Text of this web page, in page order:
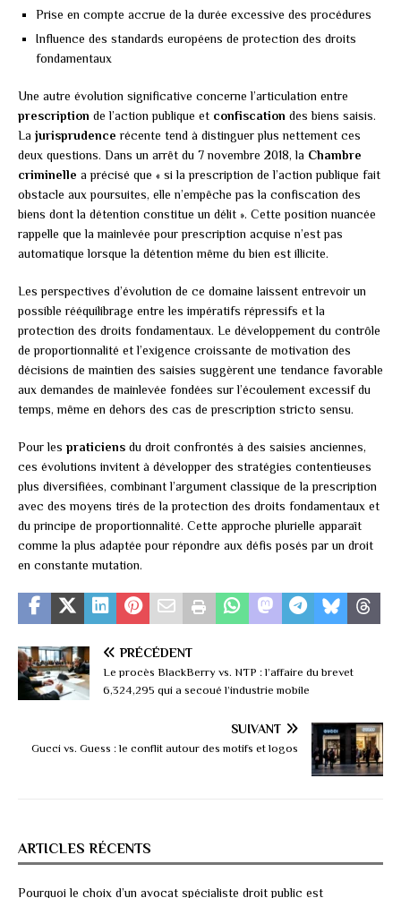
Prise en compte accrue de la durée excessive des procédures
Influence des standards européens de protection des droits
fondamentaux
Une autre évolution significative concerne l’articulation entre
prescription de l’action publique et confiscation des biens saisis.
La jurisprudence récente tend à distinguer plus nettement ces
deux questions. Dans un arrêt du 7 novembre 2018, la Chambre
criminelle a précisé que « si la prescription de l’action publique fait
obstacle aux poursuites, elle n’empêche pas la confiscation des
biens dont la détention constitue un délit ». Cette position nuancée
rappelle que la mainlevée pour prescription acquise n’est pas
automatique lorsque la détention même du bien est illicite.
Les perspectives d’évolution de ce domaine laissent entrevoir un
possible rééquilibrage entre les impératifs répressifs et la
protection des droits fondamentaux. Le développement du contrôle
de proportionnalité et l’exigence croissante de motivation des
décisions de maintien des saisies suggèrent une tendance favorable
aux demandes de mainlevée fondées sur l’écoulement excessif du
temps, même en dehors des cas de prescription stricto sensu.
Pour les praticiens du droit confrontés à des saisies anciennes,
ces évolutions invitent à développer des stratégies contentieuses
plus diversifiées, combinant l’argument classique de la prescription
avec des moyens tirés de la protection des droits fondamentaux et
du principe de proportionnalité. Cette approche plurielle apparaît
comme la plus adaptée pour répondre aux défis posés par un droit
en constante mutation.
PRÉCÉDENT
Le procès BlackBerry vs. NTP : l’affaire du brevet
6,324,295 qui a secoué l’industrie mobile
SUIVANT
Gucci vs. Guess : le conflit autour des motifs et logos
ARTICLES RÉCENTS
Pourquoi le choix d’un avocat spécialiste droit public est